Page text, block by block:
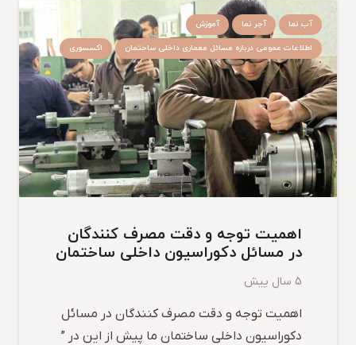
آب نما آجر نما
آموزش
اطلاعات عمومی درباره مسائل معماری داخلی ساحتمان
اکسسوری
اهمیت توجه و دقت مصرف کنندگان
در مسائل دکوراسیون داخلی ساختمان
5 سال پیش
اهمیت توجه و دقت مصرف کنندگان در مسائل
دکوراسیون داخلی ساختمان ما پیش از این در ”